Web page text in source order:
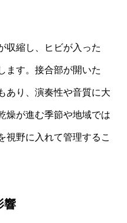
収縮し、ヒビが入った
ます。接合部が開いた
あり、演奏性や音質に大
燥が進む季節や地域では
視野に入れて管理するこ
響